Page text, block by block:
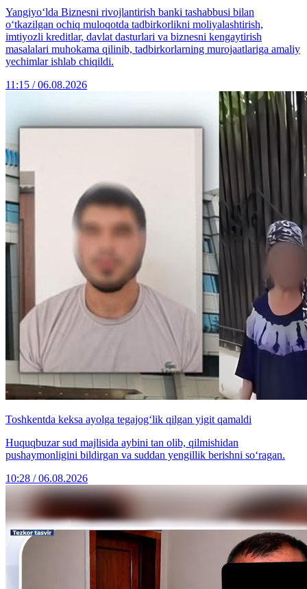
Yangiyo‘lda Biznesni rivojlantirish banki tashabbusi bilan
o‘tkazilgan ochiq muloqotda tadbirkorlikni moliyalashtirish,
imtiyozli kreditlar, davlat dasturlari va biznesni kengaytirish
masalalari muhokama qilinib, tadbirkorlarning murojaatlariga amaliy
yechimlar ishlab chiqildi.
11:15 / 06.08.2026
Toshkentda keksa ayolga tegajog‘lik qilgan yigit qamaldi
Huquqbuzar sud majlisida aybini tan olib, qilmishidan
pushaymonligini bildirgan va suddan yengillik berishni so‘ragan.
10:28 / 06.08.2026